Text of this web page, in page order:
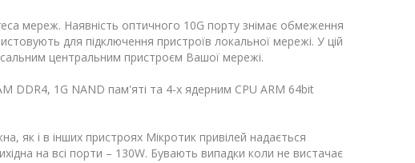
мереж. Наявність оптичного 10G порту знімає обмеження
для підключення пристроїв локальної мережі. У цій
центральним пристроєм Вашої мережі.
DDR4, 1G NAND пам'яті та 4-х ядерним CPU ARM 64bit
як і в інших пристроях Мікротик привілей надається
на всі порти – 130W. Бувають випадки коли не вистачає